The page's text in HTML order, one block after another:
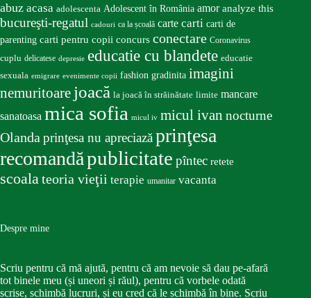
abuz acasa adolescenta Adolescent în România amor analyze this
bucureşti-regatul cadouri ca la școală carte carti carti de
parenting carti pentru copii concurs conectare Coronavirus
cuplu delicatese depresie educatie cu blandete educatie
sexuala emigrare evenimente copii fashion gradinita imagini
nemuritoare joacă la joacă în străinătate limite mancare
sanatoasa mica sofia micul iv micul ivan nocturne
Olandaprinţesa nu apreciazăprinţesa
recomandăpublicitate pîntec retete
scoalateoria vieţii terapie umanitar vacanta
Despre mine
Scriu pentru că mă ajută, pentru că am nevoie să dau pe-afară
tot binele meu (și uneori și răul), pentru că vorbele odată
scrise, schimbă lucruri, și eu cred că le schimbă în bine. Scriu